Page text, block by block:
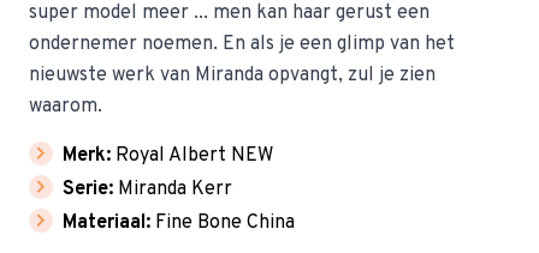
super model meer ... men kan haar gerust een
ondernemer noemen. En als je een glimp van het
nieuwste werk van Miranda opvangt, zul je zien
waarom.
chevron_right Merk: Royal Albert NEW
chevron_right Serie: Miranda Kerr
chevron_right Materiaal: Fine Bone China